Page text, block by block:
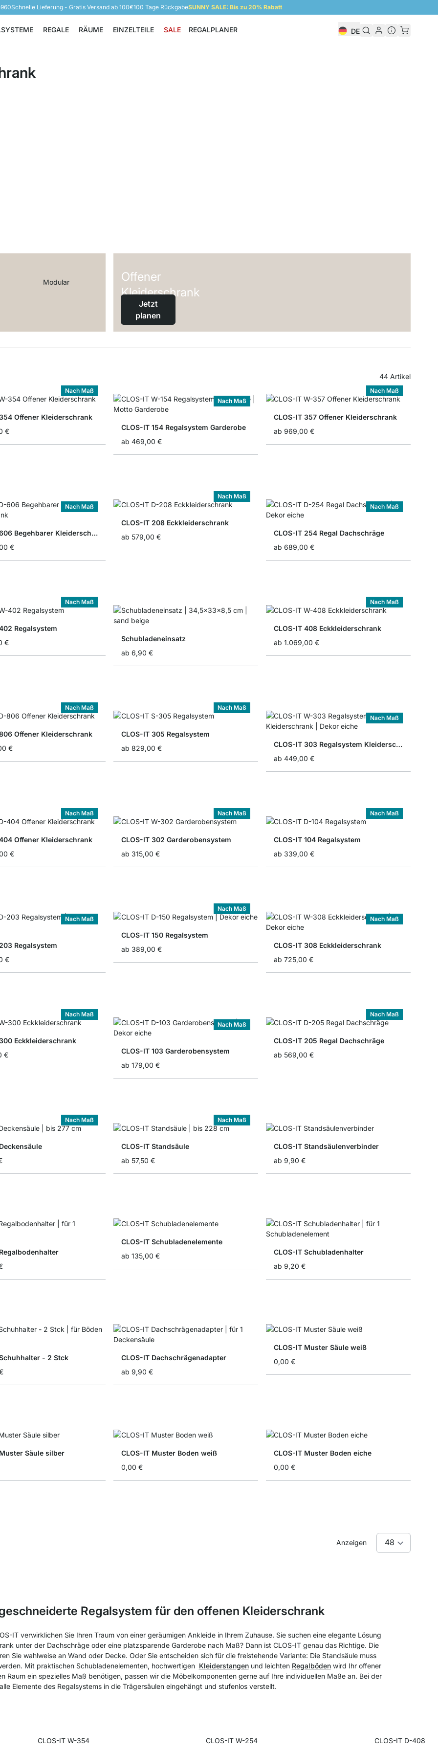
Schnelle Lieferung - Gratis Versand ab 100€100 Tage RückgabeSUNNY SALE: Bis zu 20% Rabatt
Regalsysteme
REGALE
Regale
RÄUME
Räume
EINZELTEILE
Einzelteile
SALE REGALPLANER DE
Modu­lar
Offener
Kleiderschrank
Jetzt
planen
44 Artikel
Nach Maß
Offener Kleiderschrank
€
Nach Maß
CLOS-IT 154 Regalsystem Garderobe
ab 469,00 €
Nach Maß
CLOS-IT 357 Offener Kleiderschrank
ab 969,00 €
Nach Maß
CLOS-IT 606 Begehbarer Kleiderschrank
€
Nach Maß
CLOS-IT 208 Eckkleiderschrank
ab 579,00 €
Nach Maß
CLOS-IT 254 Regal Dachschräge
ab 689,00 €
Nach Maß
Regalsystem
€
Schubladeneinsatz
ab 6,90 €
Nach Maß
CLOS-IT 408 Eckkleiderschrank
ab 1.069,00 €
Nach Maß
Offener Kleiderschrank
€
Nach Maß
CLOS-IT 305 Regalsystem
ab 829,00 €
Nach Maß
CLOS-IT 303 Regalsystem Kleiderschrank
ab 449,00 €
Nach Maß
Offener Kleiderschrank
€
Nach Maß
CLOS-IT 302 Garderobensystem
ab 315,00 €
Nach Maß
CLOS-IT 104 Regalsystem
ab 339,00 €
Nach Maß
Regalsystem
€
Nach Maß
CLOS-IT 150 Regalsystem
ab 389,00 €
Nach Maß
CLOS-IT 308 Eckkleiderschrank
ab 725,00 €
Nach Maß
Eckkleiderschrank
€
Nach Maß
CLOS-IT 103 Garderobensystem
ab 179,00 €
Nach Maß
CLOS-IT 205 Regal Dachschräge
ab 569,00 €
Nach Maß Nach Maß
CLOS-IT Standsäule
ab 57,50 €
CLOS-IT Standsäulenverbinder
ab 9,90 €
CLOS-IT Schubladenelemente
ab 135,00 €
CLOS-IT Schubladenhalter
ab 9,20 €
- 2 Stck
CLOS-IT Dachschrägenadapter
ab 9,90 €
CLOS-IT Muster Säule weiß
0,00 €
Säule silber
CLOS-IT Muster Boden weiß
0,00 €
CLOS-IT Muster Boden eiche
0,00 €
Anzeigen
Regalsystem für den offenen Kleiderschrank
IT verwirklichen Sie Ihren Traum von einer geräumigen Ankleide in Ihrem Zuhause. Sie suchen eine elegante Lösung
unter der Dachschräge oder eine platzsparende Garderobe nach Maß? Dann ist CLOS-IT genau das Richtige. Die
Sie wahlweise an Wand oder Decke. Oder Sie entscheiden sich für die freistehende Variante: Die Standsäule muss
Mit praktischen Schubladenelementen, hochwertigen Kleiderstangen und leichten Regalböden wird Ihr offener
Raum ein spezielles Maß benötigen, passen wir die Möbelkomponenten gerne auf Ihre individuellen Maße an. Bei der
Elemente des Regalsystems in die Trägersäulen eingehängt und stufenlos verstellt.
CLOS-IT W-354 CLOS-IT W-254 CLOS-IT D-408